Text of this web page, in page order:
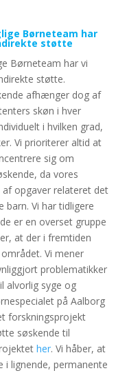
Børneteam har
støtte
Børneteam har vi
støtte.
afhænger dog af
skøn i hver
i hvilken grad,
Vi prioriterer altid at
sig om
da vores
opgaver relateret det
barn. Vi har tidligere
er en overset gruppe
at der i fremtiden
Vi mener
problematikker
alvorlig syge og
på Aalborg
forskningsprojekt
søskende til
her. Vi håber, at
i lignende, permanente